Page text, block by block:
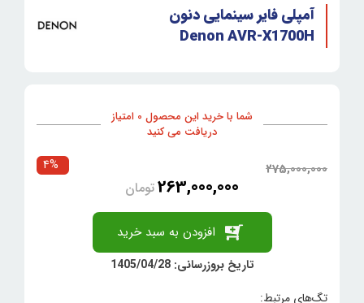
آمپلی فایر سینمایی دنون
Denon AVR-X1700H
شما با خرید این محصول 0 امتیاز
دریافت می کنید
275,000,000
263,000,000تومان
4%
افزودن به سبد خرید
تاریخ بروزرسانی: 1405/04/28